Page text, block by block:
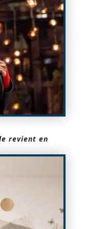
revient en